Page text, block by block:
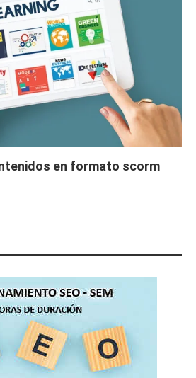
en formato scorm